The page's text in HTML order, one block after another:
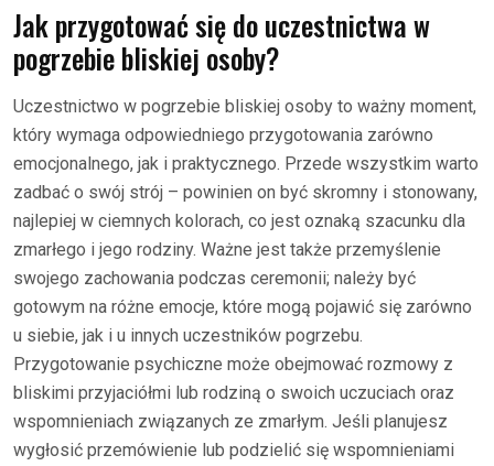
Jak przygotować się do uczestnictwa w
pogrzebie bliskiej osoby?
Uczestnictwo w pogrzebie bliskiej osoby to ważny moment,
który wymaga odpowiedniego przygotowania zarówno
emocjonalnego, jak i praktycznego. Przede wszystkim warto
zadbać o swój strój – powinien on być skromny i stonowany,
najlepiej w ciemnych kolorach, co jest oznaką szacunku dla
zmarłego i jego rodziny. Ważne jest także przemyślenie
swojego zachowania podczas ceremonii; należy być
gotowym na różne emocje, które mogą pojawić się zarówno
u siebie, jak i u innych uczestników pogrzebu.
Przygotowanie psychiczne może obejmować rozmowy z
bliskimi przyjaciółmi lub rodziną o swoich uczuciach oraz
wspomnieniach związanych ze zmarłym. Jeśli planujesz
wygłosić przemówienie lub podzielić się wspomnieniami